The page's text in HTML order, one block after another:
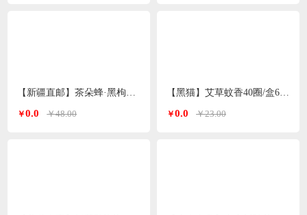
￥0.0 ￥48.00 ￥0.0 ￥23.00